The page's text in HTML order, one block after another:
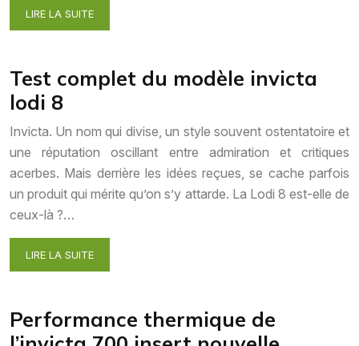
LIRE LA SUITE
Test complet du modèle invicta
lodi 8
Invicta. Un nom qui divise, un style souvent ostentatoire et
une réputation oscillant entre admiration et critiques
acerbes. Mais derrière les idées reçues, se cache parfois
un produit qui mérite qu’on s’y attarde. La Lodi 8 est-elle de
ceux-là ?…
LIRE LA SUITE
Performance thermique de